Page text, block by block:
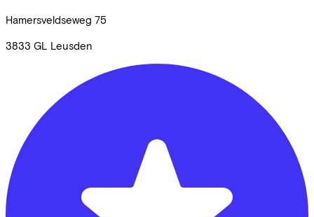
Hamersveldseweg 75
3833 GL Leusden